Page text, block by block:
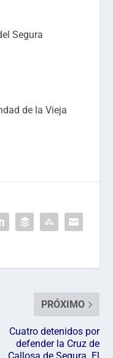
Segura
de la Vieja
PRÓXIMO
Cuatro detenidos por
defender la Cruz de